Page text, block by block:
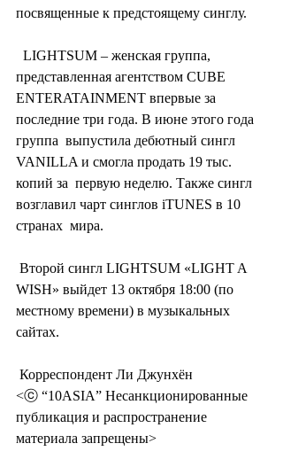
посвященные к предстоящему синглу.
представленная агентством CUBE
ENTERATAINMENT впервые за
последние три года. В июне этого года
группа  выпустила дебютный сингл
VANILLA и смогла продать 19 тыс.
копий за  первую неделю. Также сингл
возглавил чарт синглов iTUNES в 10
странах  мира.
WISH» выйдет 13 октября 18:00 (по
местному времени) в музыкальных
сайтах.
Корреспондент Ли Джунхён
<ⓒ “10ASIA” Несанкционированные
публикация и распространение
материала запрещены>